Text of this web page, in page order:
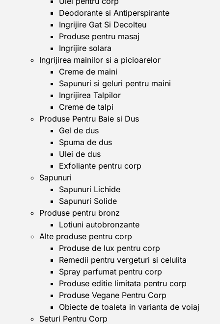
Deodorante si Antiperspirante
Ingrijire Gat Si Decolteu
Produse pentru masaj
Ingrijire solara
Ingrijirea mainilor si a picioarelor
Creme de maini
Sapunuri si geluri pentru maini
Ingrijirea Talpilor
Creme de talpi
Produse Pentru Baie si Dus
Gel de dus
Spuma de dus
Ulei de dus
Exfoliante pentru corp
Sapunuri
Sapunuri Lichide
Sapunuri Solide
Produse pentru bronz
Lotiuni autobronzante
Alte produse pentru corp
Produse de lux pentru corp
Remedii pentru vergeturi si celulita
Spray parfumat pentru corp
Produse editie limitata pentru corp
Produse Vegane Pentru Corp
Obiecte de toaleta in varianta de voiaj
Seturi Pentru Corp